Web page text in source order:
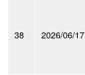
38 2026/06/17